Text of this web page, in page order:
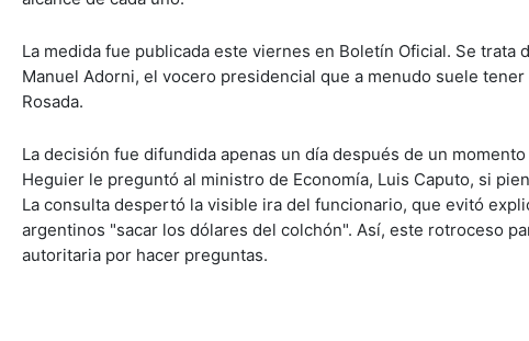
La medida fue publicada este viernes en Boletín Oficial. Se
Manuel Adorni, el vocero presidencial que a menudo suele
Rosada.
La decisión fue difundida apenas un día después de un
Heguier le preguntó al ministro de Economía, Luis Caputo, si
La consulta despertó la visible ira del funcionario, que evitó
argentinos "sacar los dólares del colchón". Así, este rotroceso
autoritaria por hacer preguntas.